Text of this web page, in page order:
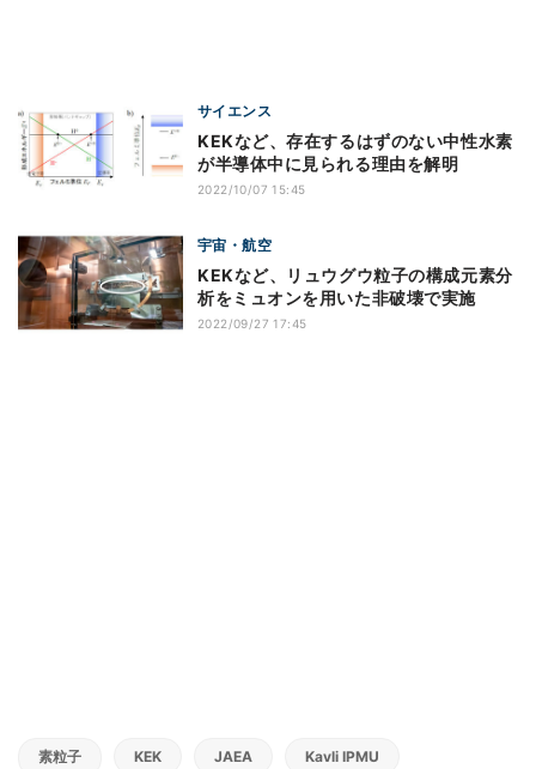
サイエンス
KEKなど、存在するはずのない中性水素
が半導体中に見られる理由を解明
2022/10/07 15:45
宇宙・航空
KEKなど、リュウグウ粒子の構成元素分
析をミュオンを用いた非破壊で実施
2022/09/27 17:45
素粒子 KEK JAEA Kavli IPMU